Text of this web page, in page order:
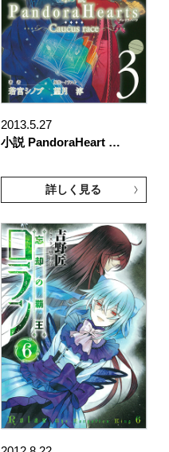
2013.5.27
小説 PandoraHeart …
詳しく見る